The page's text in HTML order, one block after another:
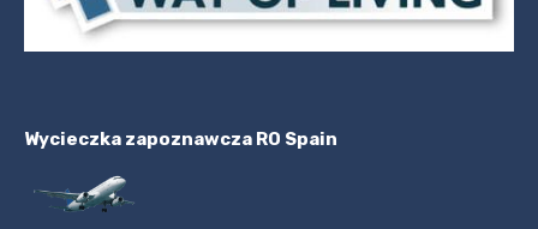
Wycieczka zapoznawcza RO Spain